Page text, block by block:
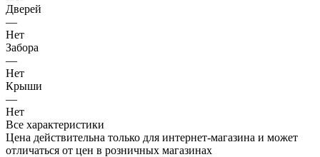
Дверей
—
Нет
Забора
—
Нет
Крыши
—
Нет
Все характеристики
Цена действительна только для интернет-магазина и может
отличаться от цен в розничных магазинах